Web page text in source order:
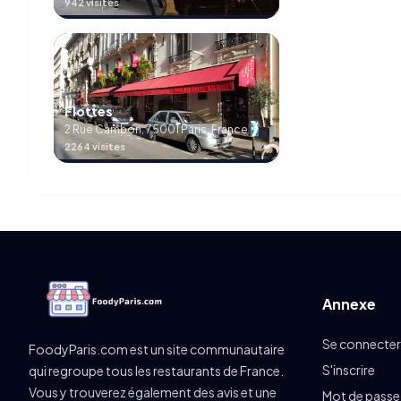
Flottes
2 Rue Cambon, 75001 Paris, France
2264 visites
FoodyParis.com est un site communautaire
qui regroupe tous les restaurants de France.
Vous y trouverez également des avis et une
Annexe
Se connecter
S'inscrire
Mot de